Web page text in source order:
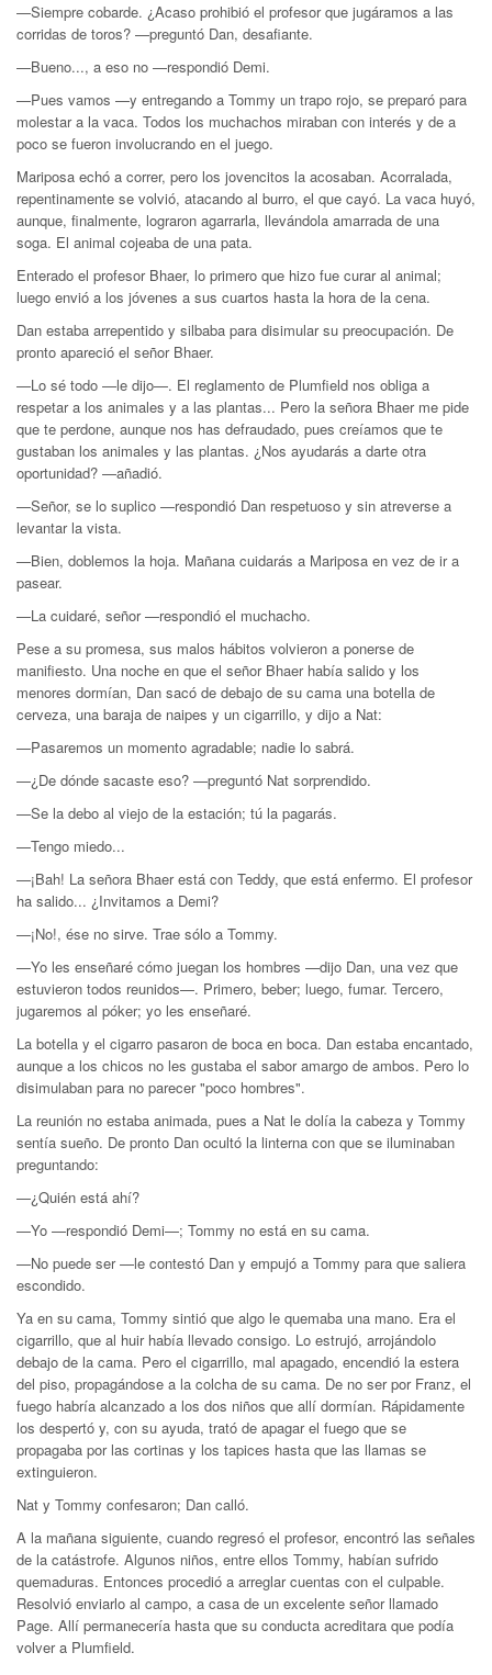
—Siempre cobarde. ¿Acaso prohibió el profesor que jugáramos a las
corridas de toros? —preguntó Dan, desafiante.
—Bueno..., a eso no —respondió Demi.
—Pues vamos —y entregando a Tommy un trapo rojo, se preparó para
molestar a la vaca. Todos los muchachos miraban con interés y de a
poco se fueron involucrando en el juego.
Mariposa echó a correr, pero los jovencitos la acosaban. Acorralada,
repentinamente se volvió, atacando al burro, el que cayó. La vaca huyó,
aunque, finalmente, lograron agarrarla, llevándola amarrada de una
soga. El animal cojea­ba de una pata.
Enterado el profesor Bhaer, lo primero que hizo fue curar al animal;
luego envió a los jóvenes a sus cuartos hasta la hora de la cena.
Dan estaba arrepentido y silbaba para disimular su preocupación. De
pronto apareció el señor Bhaer.
—Lo sé todo —le dijo—. El reglamento de Plumfield nos obliga a
respetar a los animales y a las plantas... Pero la señora Bhaer me pide
que te perdone, aunque nos has defraudado, pues creíamos que te
gustaban los animales y las plantas. ¿Nos ayudarás a darte otra
oportunidad? —añadió.
—Señor, se lo suplico —respondió Dan respetuoso y sin atreverse a
levantar la vista.
—Bien, doblemos la hoja. Mañana cuidarás a Mariposa en vez de ir a
pasear.
—La cuidaré, señor —respondió el muchacho.
Pese a su promesa, sus malos hábitos volvieron a ponerse de
manifiesto. Una noche en que el señor Bhaer había salido y los
menores dormían, Dan sacó de debajo de su cama una botella de
cerveza, una baraja de naipes y un cigarrillo, y dijo a Nat:
—Pasaremos un momento agradable; nadie lo sabrá.
—¿De dónde sacaste eso? —preguntó Nat sorprendido.
—Se la debo al viejo de la estación; tú la pagarás.
—Tengo miedo...
—¡Bah! La señora Bhaer está con Teddy, que está en­fermo. El profesor
ha salido... ¿Invitamos a Demi?
—¡No!, ése no sirve. Trae sólo a Tommy.
—Yo les enseñaré cómo juegan los hombres —dijo Dan, una vez que
estuvieron todos reunidos—. Primero, beber; luego, fumar. Tercero,
jugaremos al póker; yo les enseñaré.
La botella y el cigarro pasaron de boca en boca. Dan estaba encantado,
aunque a los chicos no les gustaba el sabor amargo de ambos. Pero lo
disimulaban para no parecer "poco hombres".
La reunión no estaba animada, pues a Nat le dolía la cabeza y Tommy
sentía sueño. De pronto Dan ocultó la lin­terna con que se iluminaban
preguntando:
—¿Quién está ahí?
—Yo —respondió Demi—; Tommy no está en su cama.
—No puede ser —le contestó Dan y empujó a Tommy para que saliera
escondido.
Ya en su cama, Tommy sintió que algo le quemaba una mano. Era el
cigarrillo, que al huir había llevado consigo. Lo estrujó, arrojándolo
debajo de la cama. Pero el cigarrillo, mal apagado, encendió la estera
del piso, propagándose a la colcha de su cama. De no ser por Franz, el
fuego habría alcanzado a los dos niños que allí dormían. Rápidamente
los despertó y, con su ayuda, trató de apagar el fuego que se
propagaba por las cortinas y los tapices hasta que las llamas se
extinguieron.
Nat y Tommy confesaron; Dan calló.
A la mañana siguiente, cuando regresó el profesor, en­contró las señales
de la catástrofe. Algunos niños, entre ellos Tommy, habían sufrido
quemaduras. Entonces procedió a arreglar cuentas con el culpable.
Resolvió enviarlo al campo, a casa de un excelente señor llamado
Page. Allí permanecería hasta que su conducta acreditara que podía
volver a Plumfield.